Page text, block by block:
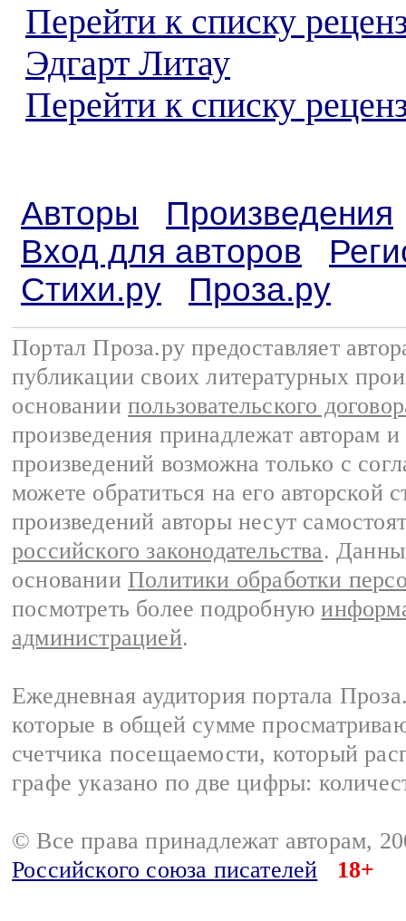
Перейти к списку
Эдгарт Литау
Перейти к списку
Авторы
Произведения
Вход для авторов
Стихи.ру
Проза.ру
Портал Проза.ру предоставляет
публикации своих литературных
основании пользовательского
произведения принадлежат авторам
произведений возможна только с
можете обратиться на его авторской
произведений авторы несут
российского законодательства.
основании Политики обработки
посмотреть более подробную
администрацией.
Ежедневная аудитория портала
которые в общей сумме
счетчика посещаемости, который
графе указано по две цифры:
© Все права принадлежат авторам,
Российского союза писателей
18+